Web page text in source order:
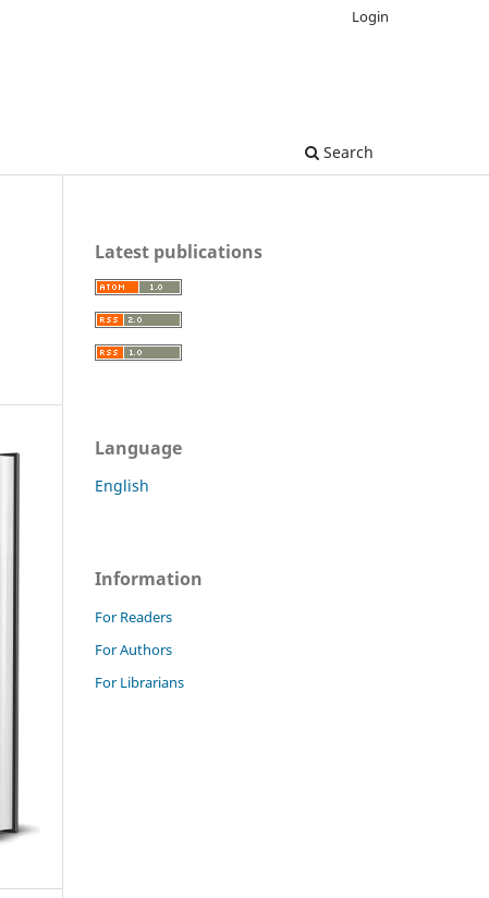
Search
Login
Latest publications
Language
English
Information
For Readers
For Authors
For Librarians